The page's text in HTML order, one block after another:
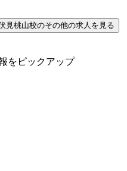
見桃山校のその他の求人を見る
をピックアップ